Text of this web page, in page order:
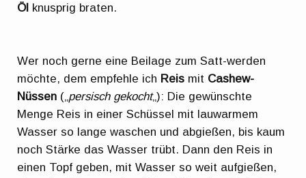
Öl knusprig braten.
Wer noch gerne eine Beilage zum Satt-werden
möchte, dem empfehle ich Reis mit Cashew-
Nüssen („persisch gekocht„): Die gewünschte
Menge Reis in einer Schüssel mit lauwarmem
Wasser so lange waschen und abgießen, bis kaum
noch Stärke das Wasser trübt. Dann den Reis in
einen Topf geben, mit Wasser so weit aufgießen,